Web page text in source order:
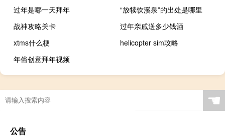
过年是哪一天拜年
“放犊饮溪泉”的出处是哪里
战神攻略关卡
过年亲戚送多少钱酒
xtms什么梗
helicopter sim攻略
年俗创意拜年视频
☚
公告